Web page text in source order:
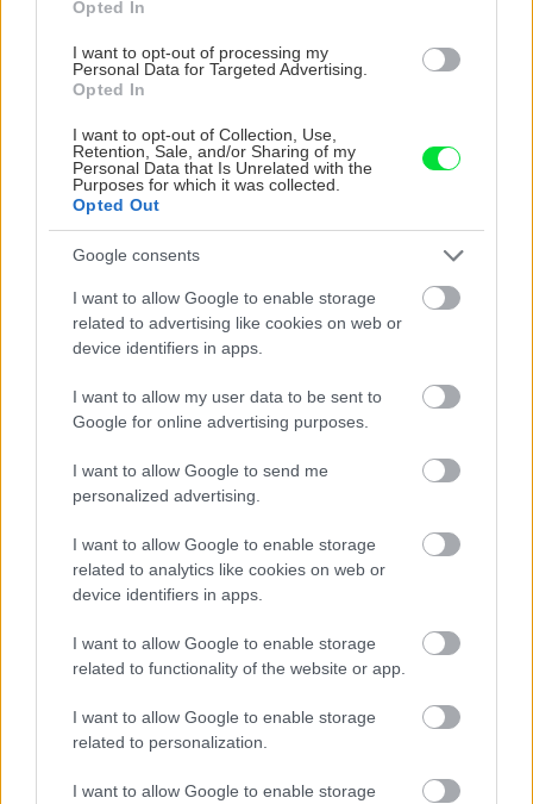
Opted In
I want to opt-out of processing my
Personal Data for Targeted Advertising.
Opted In
I want to opt-out of Collection, Use,
Retention, Sale, and/or Sharing of my
Personal Data that Is Unrelated with the
Purposes for which it was collected.
Opted Out
Google consents
I want to allow Google to enable storage
related to advertising like cookies on web or
device identifiers in apps.
I want to allow my user data to be sent to
Google for online advertising purposes.
I want to allow Google to send me
personalized advertising.
I want to allow Google to enable storage
related to analytics like cookies on web or
device identifiers in apps.
I want to allow Google to enable storage
related to functionality of the website or app.
I want to allow Google to enable storage
related to personalization.
I want to allow Google to enable storage
sadrokartónových priečok sú okrem iného
jednoduchá výstavba a doprava materiálu.
Vďaka nízkej hmotnosti a malej hrúbke stien
možno kúpeľňu zrekonštruovať bez veľkej
fyzickej námahy (z rovnakého dôvodu sa tento
typ konštrukcie často využíva v podkroví) a
výstavba nasucho umožňuje okamžité
opracovanie povrchov bez čakania na ich
vyschnutie. Okrem toho odpadá sekanie
zárezov alebo drážok na inštalácie, pretože tie
môžu byť vedené v konštrukcii stien. Z týchto
dôvodov je výstavba (alebo rekonštrukcia)
veľmi rýchla – postavenie nových obvodových
stien (samozrejme okrem inštalácií a
povrchových úprav) sa dá počítať na hodiny.
Text: Erika Kuhnová, Gabriela Repová
Foto: Jika, Knauf
Zdroj:časopis Môj dom
Komentovať Zdieľať